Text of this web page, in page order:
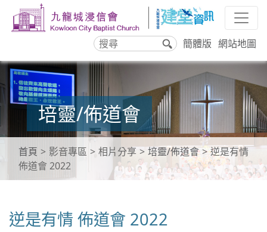
搜
尋
簡體版 網站地圖
培靈/佈道會
首頁 影音專區 相片分享 培靈/佈道會
逆是有情
佈道會 2022
逆是有情 佈道會 2022